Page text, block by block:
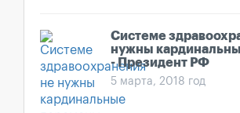
Системе
нужны
- Президент РФ
5 марта, 2018 год